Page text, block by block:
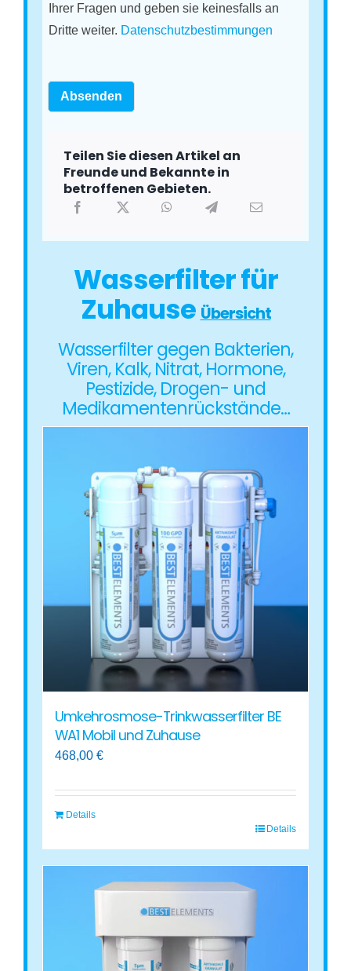
Ihrer Fragen und geben sie keinesfalls an
Dritte weiter. Datenschutzbestimmungen
Absenden
Teilen Sie diesen Artikel an
Freunde und Bekannte in
betroffenen Gebieten.
Wasserfilter für
ZuhauseÜbersicht
Wasserfilter gegen Bakterien,
Viren, Kalk, Nitrat, Hormone,
Pestizide, Drogen- und
Medikamentenrückstände…
Umkehrosmose-Trinkwasserfilter BE
WA1 Mobil und Zuhause
468,00€
Details
Details